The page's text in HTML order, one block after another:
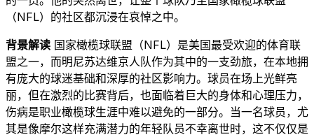
（NFL）的社区都沉浸在哀悼之中。
背景解读 国家橄榄球联盟（NFL）是美国最受欢迎的体育联
盟之一，而明尼苏达维京人队作为其中的一支劲旅，在本地拥
有庞大的球迷基础和深厚的社区影响力。球员在场上光鲜亮
丽，但在激烈的比赛背后，也面临着巨大的身体和心理压力，
伤病是职业橄榄球生涯中难以避免的一部分。当一名球员，尤
其是像摩尔这样充满潜力的年轻队员不幸离世时，这不仅仅是